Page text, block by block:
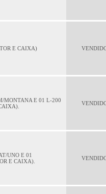
E CAIXA)
MONTANA E 01 L-200
UNO E 01
E CAIXA).